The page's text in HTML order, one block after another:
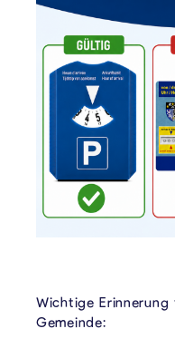
Wichtige
Gemeinde: